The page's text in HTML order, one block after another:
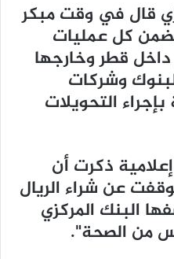
قال في وقت مبكر
كل عمليات
قطر وخارجها
وشركات
التحويلات
ذكرت أن
عن شراء الريال
البنك المركزي
من الصحة".